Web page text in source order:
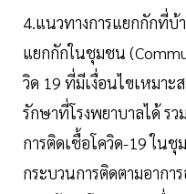
4.แนวทางการแยกกักที่บ้
แยกกักในชุมชน
วิด 19 ที่มีเงื่อนไขเหมาะ
รักษาที่โรงพยาบาลได้ ร
การติดเชื้อโควิด-19 ใน
กระบวนการติดตามอากา